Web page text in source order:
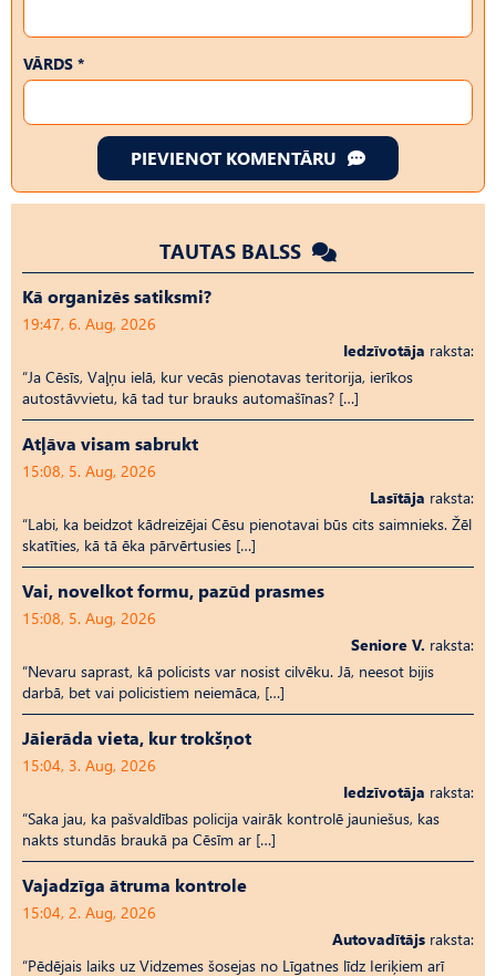
VĀRDS *
PIEVIENOT KOMENTĀRU
TAUTAS BALSS
Kā organizēs satiksmi?
19:47, 6. Aug, 2026
Iedzīvotāja raksta:
“Ja Cēsīs, Vaļņu ielā, kur vecās pienotavas teritorija, ierīkos
autostāvvietu, kā tad tur brauks automašīnas? […]
Atļāva visam sabrukt
15:08, 5. Aug, 2026
Lasītāja raksta:
“Labi, ka beidzot kādreizējai Cēsu pienotavai būs cits saimnieks. Žēl
skatīties, kā tā ēka pārvērtusies […]
Vai, novelkot formu, pazūd prasmes
15:08, 5. Aug, 2026
Seniore V. raksta:
“Nevaru saprast, kā policists var nosist cilvēku. Jā, neesot bijis
darbā, bet vai policistiem neiemāca, […]
Jāierāda vieta, kur trokšņot
15:04, 3. Aug, 2026
Iedzīvotāja raksta:
“Saka jau, ka pašvaldības policija vairāk kontrolē jauniešus, kas
nakts stundās braukā pa Cēsīm ar […]
Vajadzīga ātruma kontrole
15:04, 2. Aug, 2026
Autovadītājs raksta:
“Pēdējais laiks uz Vid­ze­mes šosejas no Līgatnes līdz Ieriķiem arī